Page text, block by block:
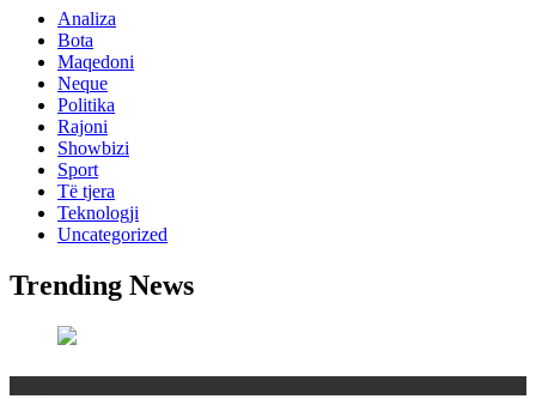
Analiza
Bota
Maqedoni
Neque
Politika
Rajoni
Showbizi
Sport
Të tjera
Teknologji
Uncategorized
Trending News